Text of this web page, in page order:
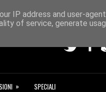
» SPECIALI
IP address and user-agent
of service, generate